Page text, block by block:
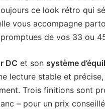
ce look rétro qui
vous accompagne
de vos 33 ou
DC et son système
lecture stable et
Trois finitions sont
– pour un prix